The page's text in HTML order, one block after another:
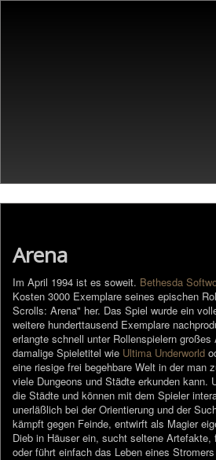
Arena
Im April 1994 ist es soweit. Bethesda
Kosten 3000 Exemplare seines epischen
Scrolls: Arena" her. Das Spiel wurde ein
weitere hunderttausend Exemplare
erlangte schnell unter Rollenspielern
damalige Spieletitel wie Ultima Underworld
eine riesige frei begehbare Welt in der man
viele Dungeons und Städte erkunden kann.
die Städte und können mit dem Spieler
unerläßlich bei der Orientierung und der
kämpft gegen Feinde, entwirft als Magier
Dieb in Häuser ein, sucht seltene
oder führt einfach das Leben eines